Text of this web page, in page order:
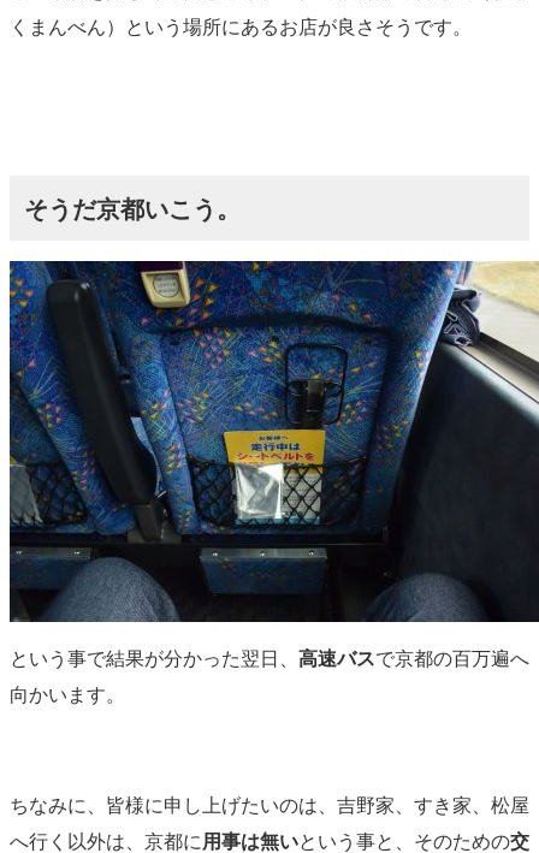
くまんべん）という場所にあるお店が良さそうです。
そうだ京都いこう。
という事で結果が分かった翌日、 高速バスで京都の百万遍へ
向かいます。
ちなみに、皆様に申し上げたいのは、吉野家、すき家、松屋
へ行く以外は、京都に 用事は無いという事と、そのための交